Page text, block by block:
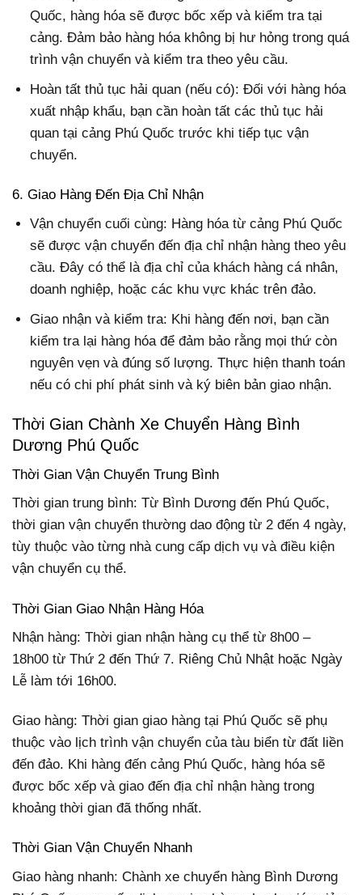
Quốc, hàng hóa sẽ được bốc xếp và kiểm tra tại
cảng. Đảm bảo hàng hóa không bị hư hỏng trong quá
trình vận chuyển và kiểm tra theo yêu cầu.
Hoàn tất thủ tục hải quan (nếu có): Đối với hàng hóa
xuất nhập khẩu, bạn cần hoàn tất các thủ tục hải
quan tại cảng Phú Quốc trước khi tiếp tục vận
chuyển.
6. Giao Hàng Đến Địa Chỉ Nhận
Vận chuyển cuối cùng: Hàng hóa từ cảng Phú Quốc
sẽ được vận chuyển đến địa chỉ nhận hàng theo yêu
cầu. Đây có thể là địa chỉ của khách hàng cá nhân,
doanh nghiệp, hoặc các khu vực khác trên đảo.
Giao nhận và kiểm tra: Khi hàng đến nơi, bạn cần
kiểm tra lại hàng hóa để đảm bảo rằng mọi thứ còn
nguyên vẹn và đúng số lượng. Thực hiện thanh toán
nếu có chi phí phát sinh và ký biên bản giao nhận.
Thời Gian Chành Xe Chuyển Hàng Bình
Dương Phú Quốc
Thời Gian Vận Chuyển Trung Bình
Thời gian trung bình: Từ Bình Dương đến Phú Quốc,
thời gian vận chuyển thường dao động từ 2 đến 4 ngày,
tùy thuộc vào từng nhà cung cấp dịch vụ và điều kiện
vận chuyển cụ thể.
Thời Gian Giao Nhận Hàng Hóa
Nhận hàng: Thời gian nhận hàng cụ thể từ 8h00 –
18h00 từ Thứ 2 đến Thứ 7. Riêng Chủ Nhật hoặc Ngày
Lễ làm tới 16h00.
Giao hàng: Thời gian giao hàng tại Phú Quốc sẽ phụ
thuộc vào lịch trình vận chuyển của tàu biển từ đất liền
đến đảo. Khi hàng đến cảng Phú Quốc, hàng hóa sẽ
được bốc xếp và giao đến địa chỉ nhận hàng trong
khoảng thời gian đã thống nhất.
Thời Gian Vận Chuyển Nhanh
Giao hàng nhanh: Chành xe chuyển hàng Bình Dương